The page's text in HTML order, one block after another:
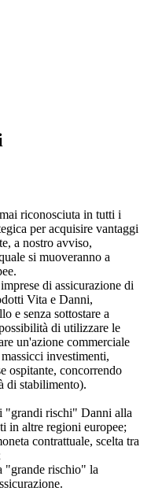
riconosciuta in tutti i
per acquisire vantaggi
a nostro avviso,
si muoveranno a
di assicurazione di
Vita e Danni,
e senza sottostare a
di utilizzare le
un'azione commerciale
investimenti,
ospitante, concorrendo
di stabilimento).
"grandi rischi" Danni alla
in altre regioni europee;
contrattuale, scelta tra
"grande rischio" la